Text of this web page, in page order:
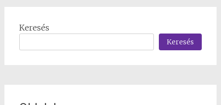
Keresés
Keresés